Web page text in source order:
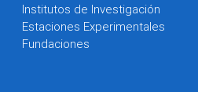
Institutos de Investigación
Estaciones Experimentales
Fundaciones